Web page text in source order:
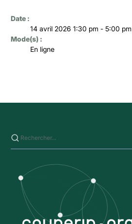
Date :
14 avril 2026 1:30 pm - 5:00 pm
Mode(s) :
En ligne